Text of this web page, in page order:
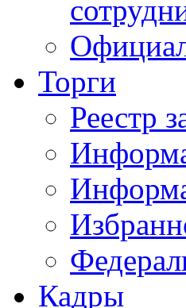
Торги
Реестр
Кадры